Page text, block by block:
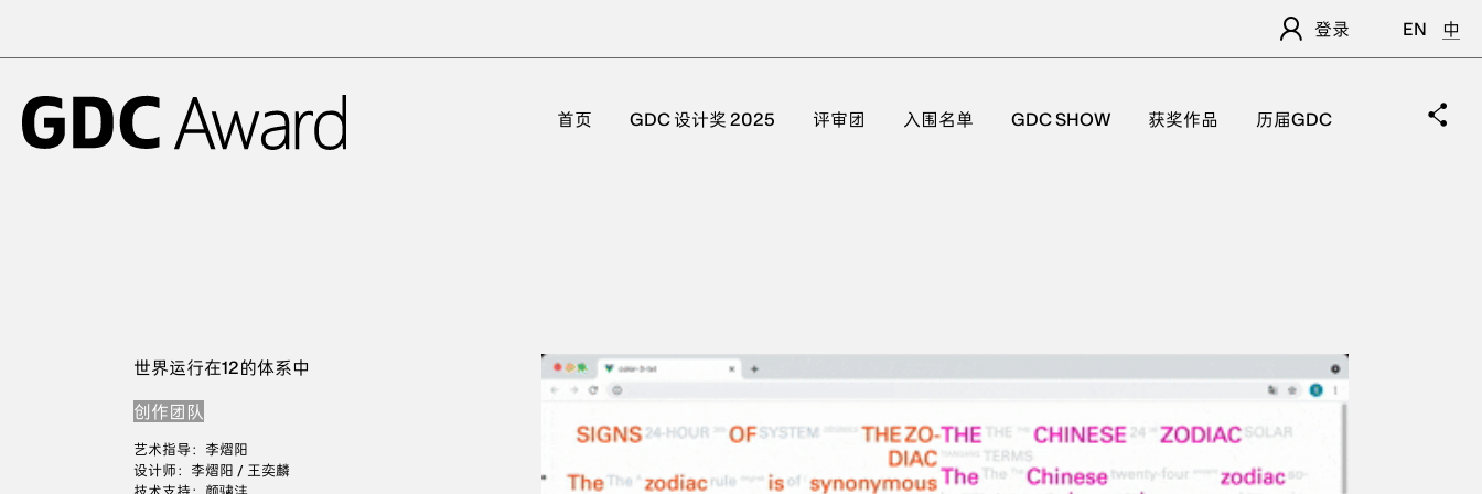
登录 EN 中
首页 GDC 设计奖 2025 评审团 入围名单 GDC SHOW 获奖作品 历届GDC
世界运行在12的体系中
创作团队
艺术指导：李熠阳
设计师：李熠阳 / 王奕麟